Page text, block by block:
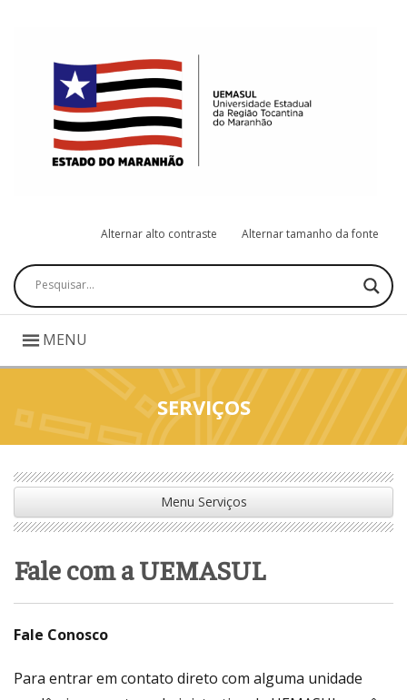
Alternar alto contraste Alternar tamanho da fonte
Pesquisar
MENU
SERVIÇOS
Menu Serviços
Fale com a UEMASUL
Fale Conosco
Para entrar em contato direto com alguma unidade